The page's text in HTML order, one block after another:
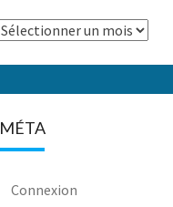
Archives
MÉTA
Connexion